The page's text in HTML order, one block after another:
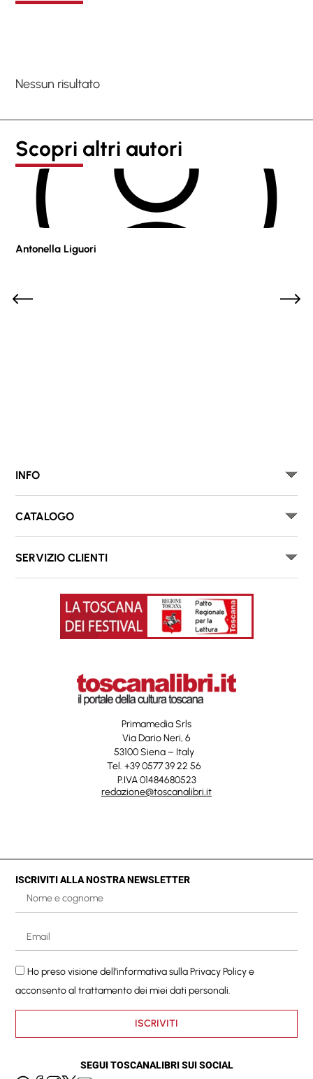
Nessun risultato
Scopri altri autori
Antonella Liguori
INFO
CATALOGO
SERVIZIO CLIENTI
Primamedia Srls
Via Dario Neri, 6
53100 Siena – Italy
Tel. +39 0577 39 22 56
P.IVA 01484680523
redazione@toscanalibri.it
ISCRIVITI ALLA NOSTRA NEWSLETTER
Ho preso visione dell'informativa sullaPrivacy Policye
acconsento al trattamento dei miei dati personali.
ISCRIVITI
SEGUI TOSCANALIBRI SUI SOCIAL